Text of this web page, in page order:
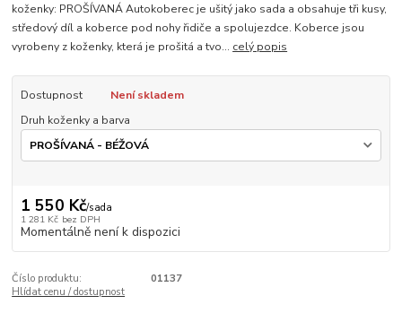
koženky: PROŠÍVANÁ Autokoberec je ušitý jako sada a obsahuje tři kusy,
středový díl a koberce pod nohy řidiče a spolujezdce. Koberce jsou
vyrobeny z koženky, která je prošitá a tvo... celý popis
Dostupnost
Není skladem
Druh koženky a barva
1 550 Kč/sada
1 281 Kč bez DPH
Momentálně není k dispozici
Číslo produktu:
01137
Hlídat cenu / dostupnost